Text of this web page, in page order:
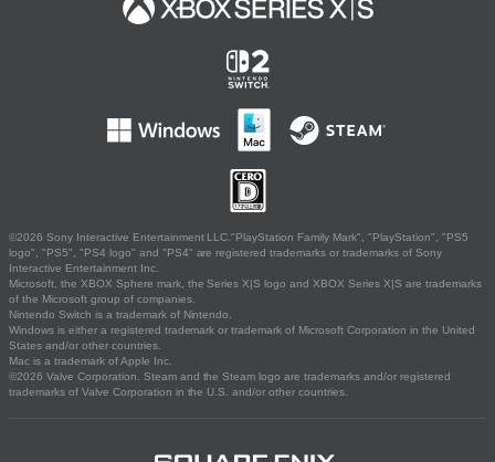
©2026 Sony Interactive Entertainment LLC."PlayStation Family Mark", "PlayStation", "PS5
logo", "PS5", "PS4 logo" and "PS4" are registered trademarks or trademarks of Sony
Interactive Entertainment Inc.
Microsoft, the XBOX Sphere mark, the Series X|S logo and XBOX Series X|S are trademarks
of the Microsoft group of companies.
Nintendo Switch is a trademark of Nintendo.
Windows is either a registered trademark or trademark of Microsoft Corporation in the United
States and/or other countries.
Mac is a trademark of Apple Inc.
©2026 Valve Corporation. Steam and the Steam logo are trademarks and/or registered
trademarks of Valve Corporation in the U.S. and/or other countries.